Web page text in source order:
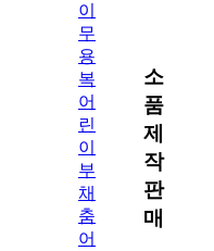
이
무
용
복
어
린
이
부
채
춤
어
소
품
제
작
판
매